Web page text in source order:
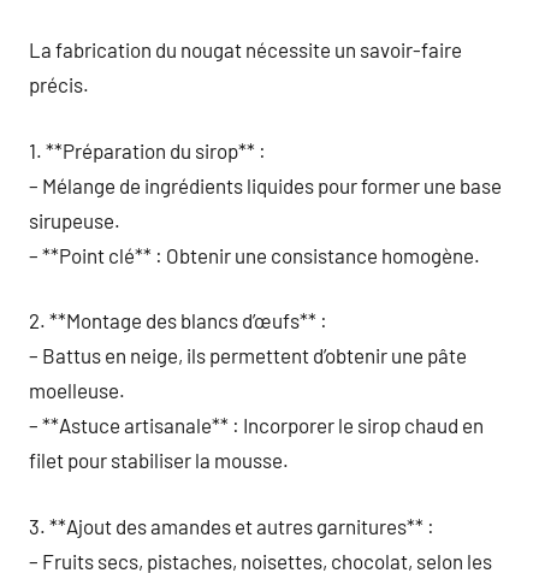
La fabrication du nougat nécessite un savoir-faire
précis.
1. **Préparation du sirop** :
– Mélange de ingrédients liquides pour former une base
sirupeuse.
– **Point clé** : Obtenir une consistance homogène.
2. **Montage des blancs d’œufs** :
– Battus en neige, ils permettent d’obtenir une pâte
moelleuse.
– **Astuce artisanale** : Incorporer le sirop chaud en
filet pour stabiliser la mousse.
3. **Ajout des amandes et autres garnitures** :
– Fruits secs, pistaches, noisettes, chocolat, selon les